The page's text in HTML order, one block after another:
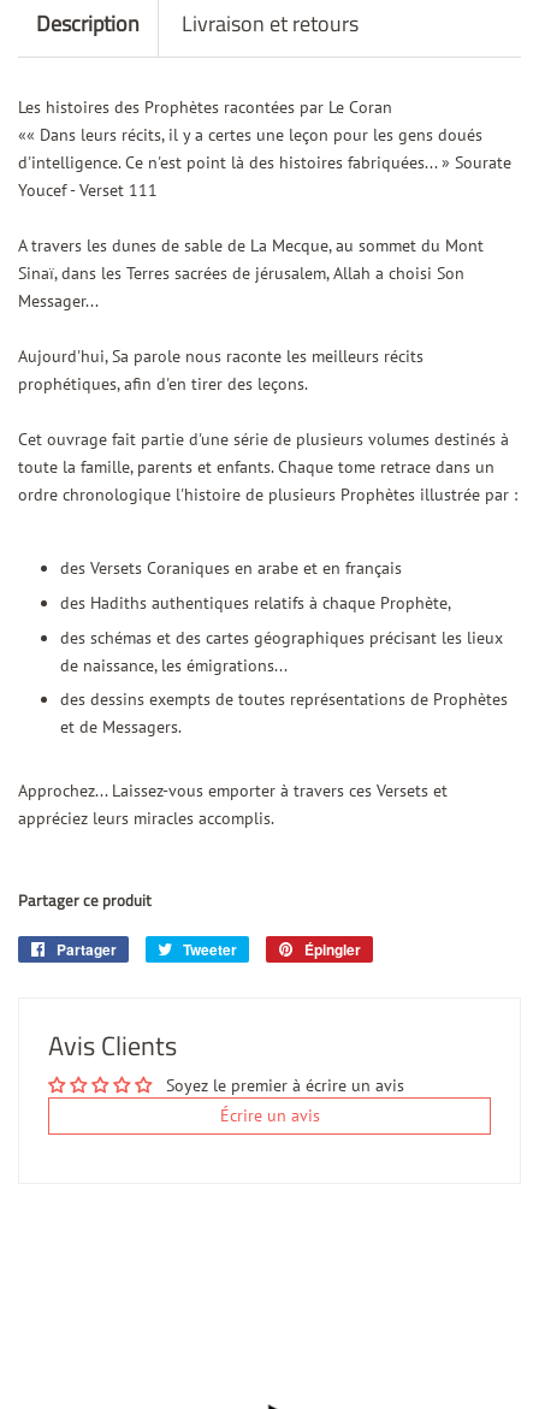
Description Livraison et retours
Les histoires des Prophètes racontées par Le Coran
«« Dans leurs récits, il y a certes une leçon pour les gens doués
d'intelligence. Ce n'est point là des histoires fabriquées... » Sourate
Youcef - Verset 111
A travers les dunes de sable de La Mecque, au sommet du Mont
Sinaï, dans les Terres sacrées de jérusalem, Allah a choisi Son
Messager...
Aujourd'hui, Sa parole nous raconte les meilleurs récits
prophétiques, afin d'en tirer des leçons.
Cet ouvrage fait partie d'une série de plusieurs volumes destinés à
toute la famille, parents et enfants. Chaque tome retrace dans un
ordre chronologique l'histoire de plusieurs Prophètes illustrée par :
des Versets Coraniques en arabe et en français
des Hadiths authentiques relatifs à chaque Prophète,
des schémas et des cartes géographiques précisant les lieux
de naissance, les émigrations...
des dessins exempts de toutes représentations de Prophètes
et de Messagers.
Approchez... Laissez-vous emporter à travers ces Versets et
appréciez leurs miracles accomplis.
Partager ce produit
Partager
PartagerTweeter
Tweeter
Épingler
Avis Clients
Soyez le premier à écrire un avis
Écrire un avis